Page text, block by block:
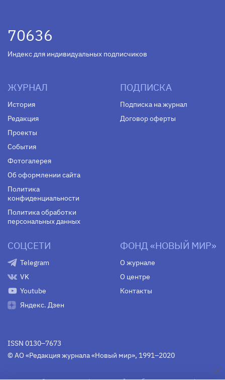
70636
Индекс для индивидуальных подписчиков
ЖУРНАЛ
История
Редакция
Проекты
События
Фотогалерея
Об оформлении сайта
Политика
конфиденциальности
Политика обработки
персональных данных
ПОДПИСКА
Подписка на журнал
Договор оферты
СОЦСЕТИ
Telegram
VK
Youtube
Яндекс. Дзен
ФОНД «НОВЫЙ МИР»
О журнале
О центре
Контакты
ISSN 0130–7673
© АО «Редакция журнала «Новый мир», 1991–2020